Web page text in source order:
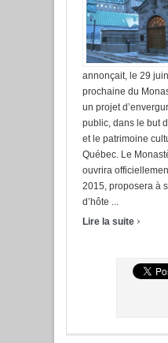
annonçait, le 29
prochaine du
un projet
public, dans le but
et le patrimoine
Québec. Le
ouvrira
2015, proposera à
d’hôte ...
Lire la suite ›